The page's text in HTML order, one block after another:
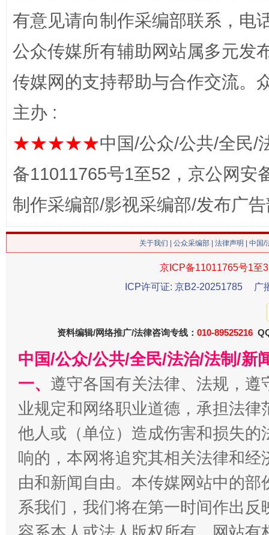
网上购药对药下症？
在谋一域中谋全局
今
有意见请向制作采编部联系，电
公众传媒所有辅助网站属多元发
传媒网的支持帮助与合作交流。
主办 :
★★★★★中国/公众/公共/全民/
备11011765号1至52，京公网安
制作采编部/影视采编部/发布广
关于我们 公众采编部 法律声明 | 中国
京ICP备11011765号1至
ICP许可证: 京B2-20251785
广
资料编辑/网络推广/法律咨询专线： 010-89525216
中国/公众/公共/全民/法治/法制/新
一、 遵守各国有关法律、法规，
业规定和网络职业道德，承担法
他人或（单位）造成伤害和损失
响的，本网将追究其相关法律和
由和新闻自由。本传媒网站中的
系我们，我们将在第一时间作出